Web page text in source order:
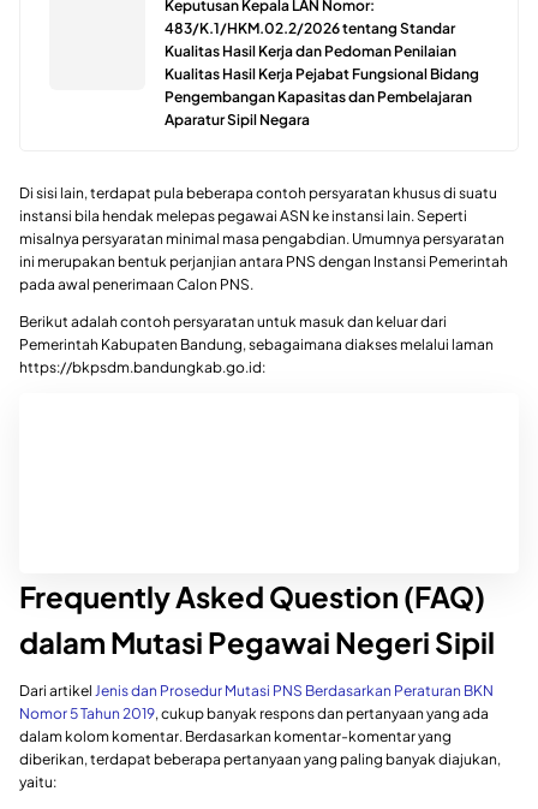
Keputusan Kepala LAN Nomor:
483/K.1/HKM.02.2/2026 tentang Standar
Kualitas Hasil Kerja dan Pedoman Penilaian
Kualitas Hasil Kerja Pejabat Fungsional Bidang
Pengembangan Kapasitas dan Pembelajaran
Aparatur Sipil Negara
Di sisi lain, terdapat pula beberapa contoh persyaratan khusus di suatu
instansi bila hendak melepas pegawai ASN ke instansi lain. Seperti
misalnya persyaratan minimal masa pengabdian. Umumnya persyaratan
ini merupakan bentuk perjanjian antara PNS dengan Instansi Pemerintah
pada awal penerimaan Calon PNS.
Berikut adalah contoh persyaratan untuk masuk dan keluar dari
Pemerintah Kabupaten Bandung, sebagaimana diakses melalui laman
https://bkpsdm.bandungkab.go.id:
Frequently Asked Question (FAQ)
dalam Mutasi Pegawai Negeri Sipil
Dari artikel Jenis dan Prosedur Mutasi PNS Berdasarkan Peraturan BKN
Nomor 5 Tahun 2019, cukup banyak respons dan pertanyaan yang ada
dalam kolom komentar. Berdasarkan komentar-komentar yang
diberikan, terdapat beberapa pertanyaan yang paling banyak diajukan,
yaitu: